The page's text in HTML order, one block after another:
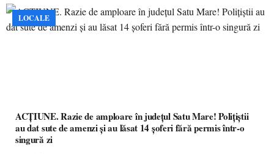
LOCALE
ACȚIUNE. Razie de amploare în județul Satu Mare! Polițiștii
au dat sute de amenzi și au lăsat 14 șoferi fără permis într-o
singură zi